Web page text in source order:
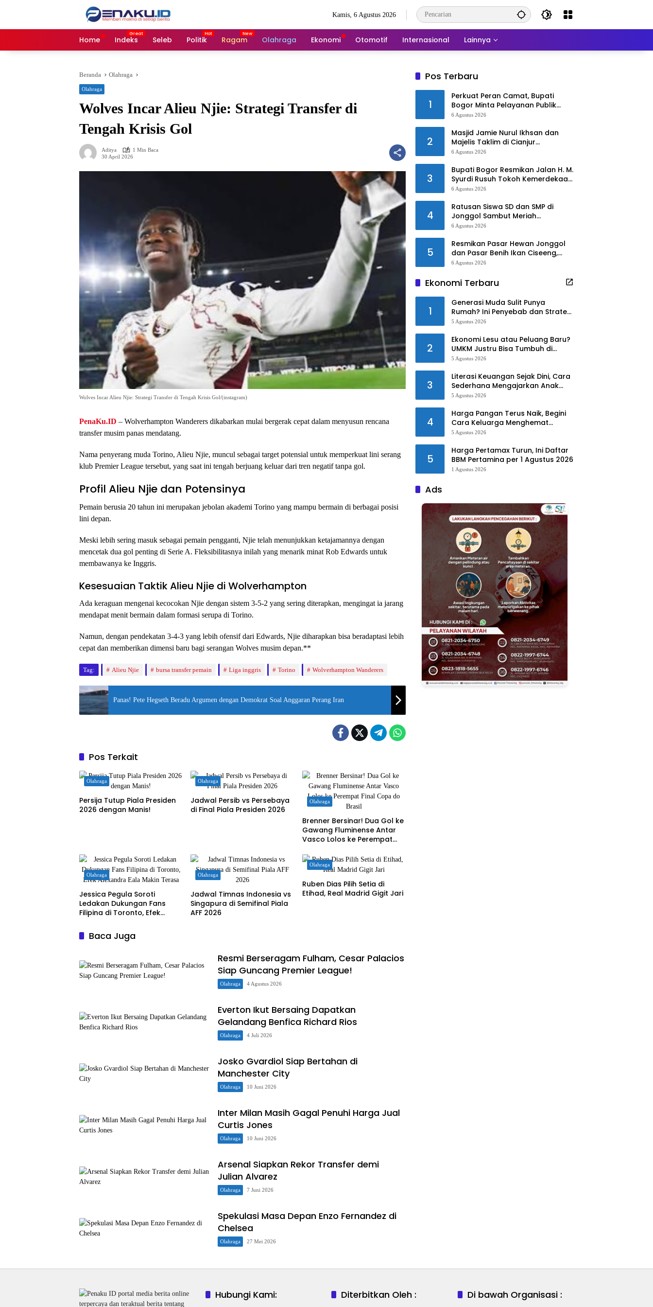
Kamis, 6 Agustus 2026
Home Indeks Seleb Politik Ragam Olahraga Ekonomi Otomotif Internasional Lainnya
Beranda Olahraga
Olahraga
Wolves Incar Alieu Njie: Strategi Transfer di
Tengah Krisis Gol
Aditya
1 Min Baca
30 April 2026
Wolves Incar Alieu Njie: Strategi Transfer di Tengah Krisis Gol/(instagram)
PenaKu.ID – Wolverhampton Wanderers dikabarkan mulai bergerak cepat dalam menyusun rencana
transfer musim panas mendatang.
Nama penyerang muda Torino, Alieu Njie, muncul sebagai target potensial untuk memperkuat lini serang
klub Premier League tersebut, yang saat ini tengah berjuang keluar dari tren negatif tanpa gol.
Profil Alieu Njie dan Potensinya
Pemain berusia 20 tahun ini merupakan jebolan akademi Torino yang mampu bermain di berbagai posisi
lini depan.
Meski lebih sering masuk sebagai pemain pengganti, Njie telah menunjukkan ketajamannya dengan
mencetak dua gol penting di Serie A. Fleksibilitasnya inilah yang menarik minat Rob Edwards untuk
membawanya ke Inggris.
Kesesuaian Taktik Alieu Njie di Wolverhampton
Ada keraguan mengenai kecocokan Njie dengan sistem 3-5-2 yang sering diterapkan, mengingat ia jarang
mendapat menit bermain dalam formasi serupa di Torino.
Namun, dengan pendekatan 3-4-3 yang lebih ofensif dari Edwards, Njie diharapkan bisa beradaptasi lebih
cepat dan memberikan dimensi baru bagi serangan Wolves musim depan.**
Tag: Alieu Njie bursa transfer pemain Liga inggris Torino Wolverhampton Wanderers
Panas! Pete Hegseth Beradu Argumen dengan Demokrat Soal Anggaran Perang Iran
Pos Terkait
Olahraga
Persija Tutup Piala Presiden
2026 dengan Manis!
Olahraga
Jadwal Persib vs Persebaya
di Final Piala Presiden 2026
Olahraga
Brenner Bersinar! Dua Gol ke
Gawang Fluminense Antar
Vasco Lolos ke Perempat
Olahraga
Jessica Pegula Soroti
Ledakan Dukungan Fans
Filipina di Toronto, Efek
Olahraga
Jadwal Timnas Indonesia vs
Singapura di Semifinal Piala
AFF 2026
Olahraga
Ruben Dias Pilih Setia di
Etihad, Real Madrid Gigit Jari
Baca Juga
Resmi Berseragam Fulham, Cesar Palacios
Siap Guncang Premier League!
Olahraga 4 Agustus 2026
Everton Ikut Bersaing Dapatkan
Gelandang Benfica Richard Rios
Olahraga 4 Juli 2026
Josko Gvardiol Siap Bertahan di
Manchester City
Olahraga 10 Juni 2026
Inter Milan Masih Gagal Penuhi Harga Jual
Curtis Jones
Olahraga 10 Juni 2026
Arsenal Siapkan Rekor Transfer demi
Julian Alvarez
Olahraga 7 Juni 2026
Spekulasi Masa Depan Enzo Fernandez di
Chelsea
Olahraga 27 Mei 2026
Pos Terbaru
1
Perkuat Peran Camat, Bupati
Bogor Minta Pelayanan Publik
Lebih Cepat dan Responsif
6 Agustus 2026
2
Masjid Jamie Nurul Ikhsan dan
Majelis Taklim di Cianjur
Kebakaran
6 Agustus 2026
3
Bupati Bogor Resmikan Jalan H. M.
Syurdi Rusuh Tokoh Kemerdekaan
Asal Jonggol
6 Agustus 2026
4
Ratusan Siswa SD dan SMP di
Jonggol Sambut Meriah
Kedatangan Bupati dan Wabup
6 Agustus 2026
5
Resmikan Pasar Hewan Jonggol
dan Pasar Benih Ikan Ciseeng,
Begini Kata Rudy-Jaro!!
6 Agustus 2026
Ekonomi Terbaru
1
Generasi Muda Sulit Punya
Rumah? Ini Penyebab dan Strategi
Mengatasinya
5 Agustus 2026
2
Ekonomi Lesu atau Peluang Baru?
UMKM Justru Bisa Tumbuh di
Tengah Ketidakpastian
5 Agustus 2026
3
Literasi Keuangan Sejak Dini, Cara
Sederhana Mengajarkan Anak
Mengelola Uang
5 Agustus 2026
4
Harga Pangan Terus Naik, Begini
Cara Keluarga Menghemat
Belanja
5 Agustus 2026
5
Harga Pertamax Turun, Ini Daftar
BBM Pertamina per 1 Agustus 2026
1 Agustus 2026
Ads
Hubungi Kami: Diterbitkan Oleh : Di bawah Organisasi :